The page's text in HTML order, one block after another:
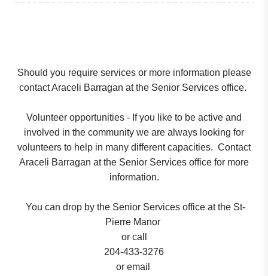
Should you require services or more information please
contact Araceli Barragan at the Senior Services office.
Volunteer opportunities - If you like to be active and
involved in the community we are always looking for
volunteers to help in many different capacities. Contact
Araceli Barragan at the Senior Services office for more
information.
You can drop by the Senior Services office at the St-
Pierre Manor
or call
204-433-3276
or email